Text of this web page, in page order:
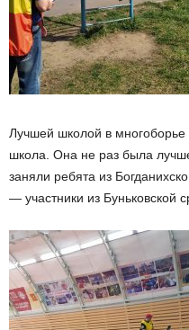
Лучшей школой в многоборье
школа. Она не раз была
заняли ребята из
— участники из Буньковской